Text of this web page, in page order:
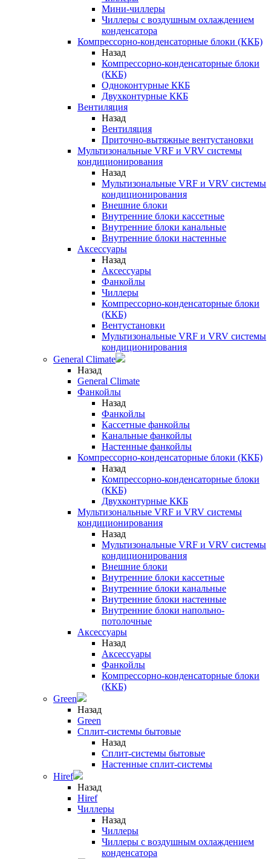
Мини-чиллеры
Чиллеры с воздушным охлаждением
конденсатора
Компрессорно-конденсаторные блоки (ККБ)
Назад
Компрессорно-конденсаторные блоки
(ККБ)
Одноконтурные ККБ
Двухконтурные ККБ
Вентиляция
Назад
Вентиляция
Приточно-вытяжные вентустановки
Мультизональные VRF и VRV системы
кондиционирования
Назад
Мультизональные VRF и VRV системы
кондиционирования
Внешние блоки
Внутренние блоки кассетные
Внутренние блоки канальные
Внутренние блоки настенные
Аксессуары
Назад
Аксессуары
Фанкойлы
Чиллеры
Компрессорно-конденсаторные блоки
(ККБ)
Вентустановки
Мультизональные VRF и VRV системы
кондиционирования
General Climate
Назад
General Climate
Фанкойлы
Назад
Фанкойлы
Кассетные фанкойлы
Канальные фанкойлы
Настенные фанкойлы
Компрессорно-конденсаторные блоки (ККБ)
Назад
Компрессорно-конденсаторные блоки
(ККБ)
Двухконтурные ККБ
Мультизональные VRF и VRV системы
кондиционирования
Назад
Мультизональные VRF и VRV системы
кондиционирования
Внешние блоки
Внутренние блоки кассетные
Внутренние блоки канальные
Внутренние блоки настенные
Внутренние блоки напольно-
потолочные
Аксессуары
Назад
Аксессуары
Фанкойлы
Компрессорно-конденсаторные блоки
(ККБ)
Green
Назад
Green
Сплит-системы бытовые
Назад
Сплит-системы бытовые
Настенные сплит-системы
Hiref
Назад
Hiref
Чиллеры
Назад
Чиллеры
Чиллеры с воздушным охлаждением
конденсатора